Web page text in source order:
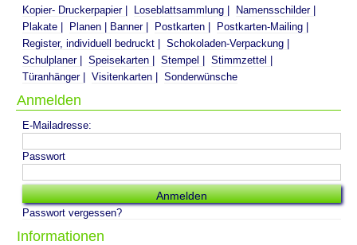
Kopier- Druckerpapier
Loseblattsammlung
Namensschilder
Plakate
Planen | Banner Postkarten
Postkarten-Mailing
Register, individuell bedruckt
Schokoladen-Verpackung
Schulplaner
Speisekarten Stempel
Stimmzettel
Türanhänger
Visitenkarten Sonderwünsche
Anmelden
E-Mailadresse:
Passwort
Passwort vergessen?
Informationen